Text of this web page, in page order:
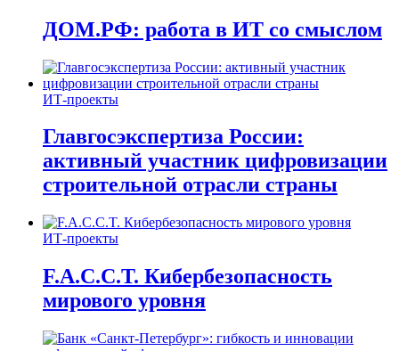
ДОМ.РФ: работа в ИТ со смыслом
ИТ-проекты
Главгосэкспертиза России:
активный участник цифровизации
строительной отрасли страны
ИТ-проекты
F.A.C.C.T. Кибербезопасность
мирового уровня